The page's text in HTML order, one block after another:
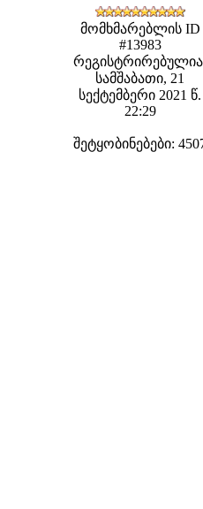
მომხმარებლის ID
#13983
სამშაბათი, 21
სექტემბერი 2021 წ.
22:29
შეტყობინებები: